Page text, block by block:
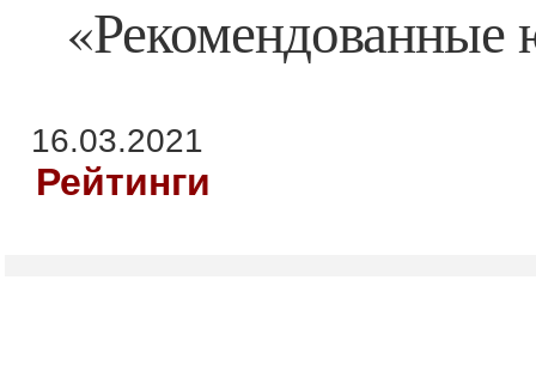
16.03.2021
Рейтинги